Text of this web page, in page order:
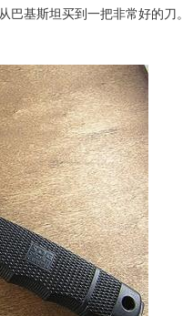
基斯坦买到一把非常好的刀。